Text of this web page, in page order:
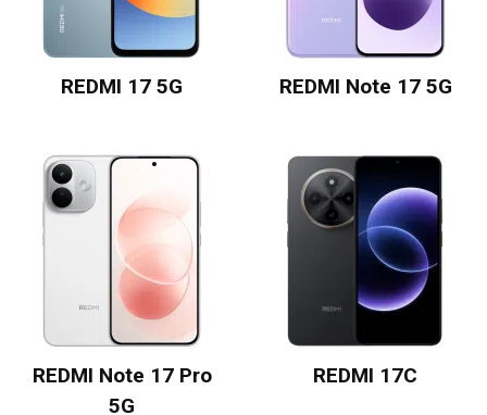
REDMI 17 5G REDMI Note 17 5G
REDMI Note 17 Pro
5G
REDMI 17C